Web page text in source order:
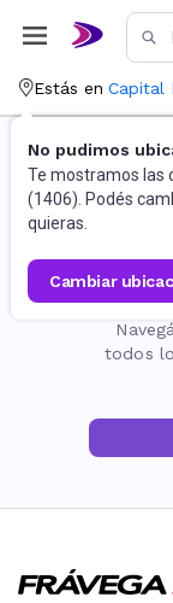
Estás en Capital
No pudimos
Te mostramos las
(1406). Podés
quieras.
cambiar
todos